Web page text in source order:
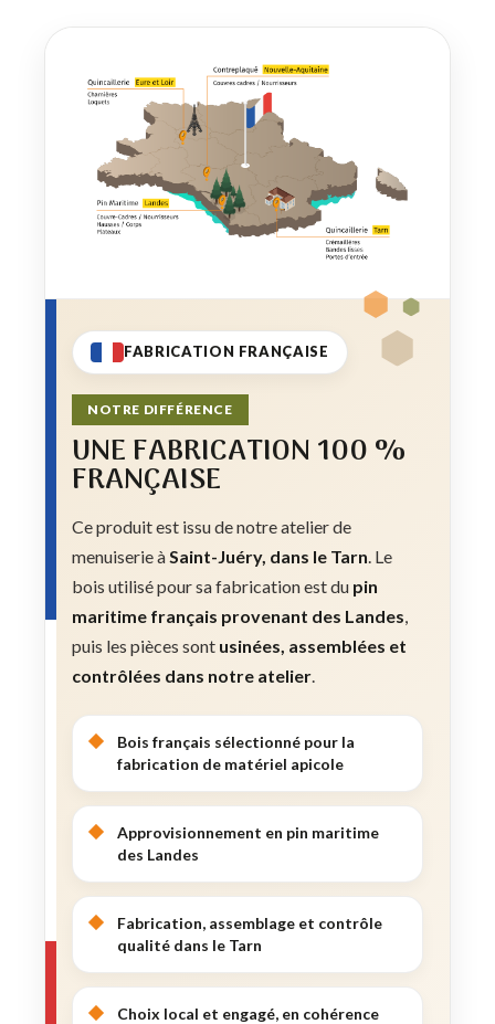
FABRICATION FRANÇAISE
NOTRE DIFFÉRENCE
UNE FABRICATION 100 %
FRANÇAISE
Ce produit est issu de notre atelier de
menuiserie à Saint-Juéry, dans le Tarn . Le
bois utilisé pour sa fabrication est du pin
maritime français provenant des Landes
puis les pièces sont usinées, assemblées et
contrôlées dans notre atelier
Bois français sélectionné pour la
fabrication de matériel apicole
Approvisionnement en pin maritime
des Landes
Fabrication, assemblage et contrôle
qualité dans le Tarn
Choix local et engagé, en cohérence